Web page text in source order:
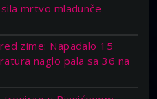
mrtvo mladunče
zime: Napadalo 15
naglo pala sa 36 na